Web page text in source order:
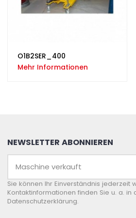
O1B2SER_400
Mehr Informationen
NEWSLETTER ABONNIEREN
Sie können Ihr Einverständnis jederzeit
Kontaktinformationen finden Sie u. a. in
Datenschutzerklärung.